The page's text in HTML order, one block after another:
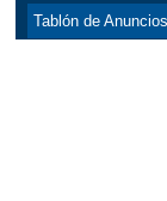
Tablón de Anuncios